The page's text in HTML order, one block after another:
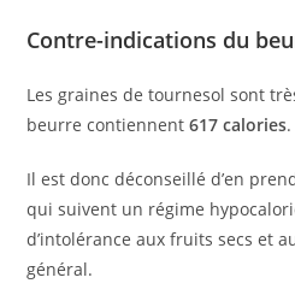
Contre-indications du
Les graines de tournesol sont
beurre contiennent617 calories.
Il est donc déconseillé d’en
qui suivent un régime
d’intolérance aux fruits secs et
général.